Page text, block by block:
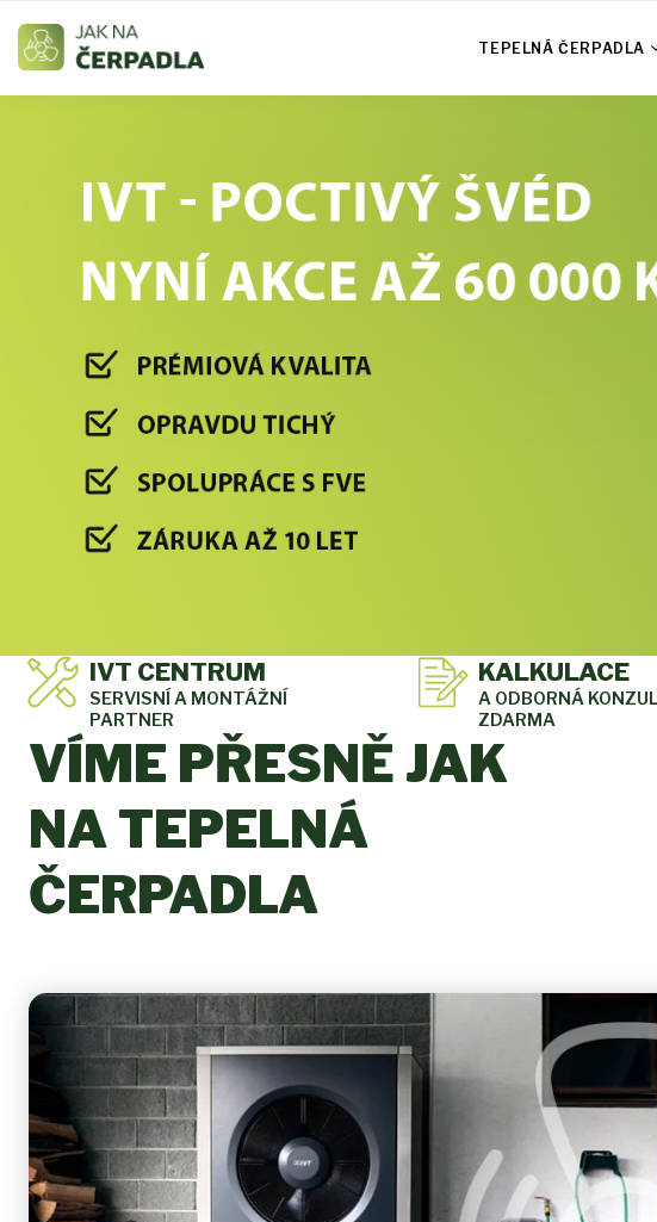
TEPELNÁ ČERPADLA
IVT CENTRUM
SERVISNÍ A MONTÁŽNÍ
PARTNER
KALKULACE
A ODBORNÁ
ZDARMA
VÍME PŘESNĚ JAK
NA TEPELNÁ
ČERPADLA